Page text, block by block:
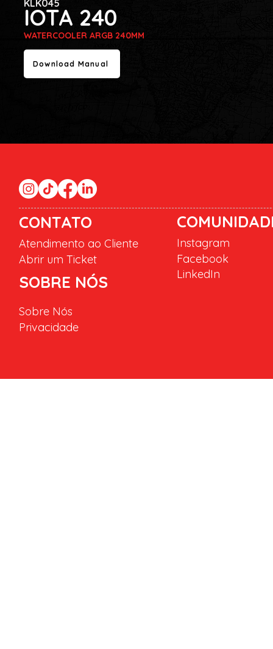
IOTA 240
KLK045
WATERCOOLER ARGB 240MM
Download Manual
CONTATO
Atendimento ao Cliente
Abrir um Ticket
SOBRE NÓS
Instagram
Facebook
LinkedIn
Sobre Nós
Privacidade